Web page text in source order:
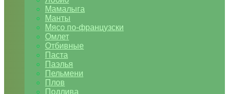
Мамалыга
Манты
Мясо по-французски
Омлет
Отбивные
Паста
Паэлья
Пельмени
Плов
Подлива